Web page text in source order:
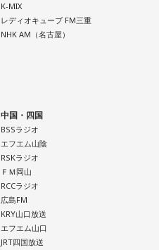
K-MIX
レディオキューブ FM三重
NHK AM（名古屋）
中国・四国
BSSラジオ
エフエム山陰
RSKラジオ
ＦＭ岡山
RCCラジオ
広島FM
KRY山口放送
エフエム山口
JRT四国放送